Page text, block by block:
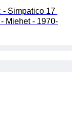
- Simpatico 17
Miehet - 1970-